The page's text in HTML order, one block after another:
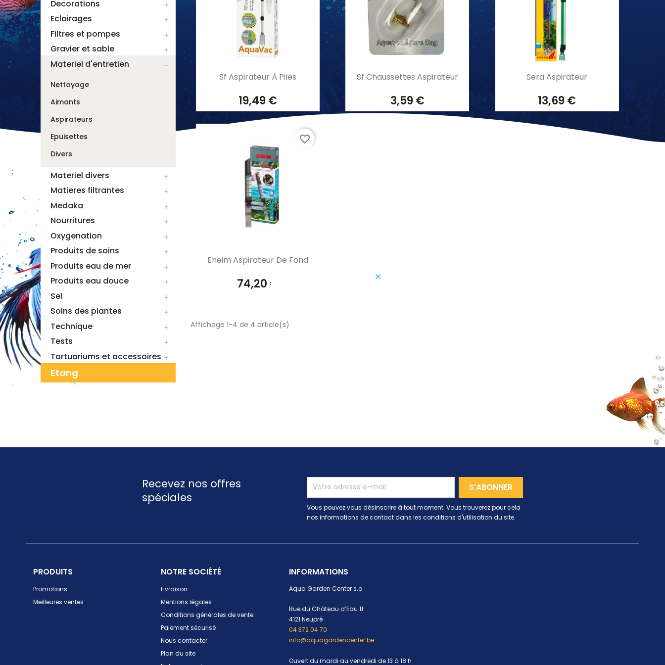
Decorations 
Eclairages 
Filtres et pompes 
Gravier et sable 
Materiel d'entretien 
Nettoyage
Aimants
Aspirateurs
Epuisettes
Divers
Materiel divers 
Matieres filtrantes 
Medaka 
Nourritures 
Oxygenation 
Produits de soins 
Produits eau de mer 
Produits eau douce 
Sel 
Soins des plantes 
Technique 
Tests 
Tortuariums et accessoires 
Etang
Aperçu rapide
Sf Aspirateur À Piles
19,49 €
Aperçu rapide
Sf Chaussettes Aspirateur
3,59 €
Aperçu rapide
Sera Aspirateur
13,69 €
Aperçu rapide
Eheim Aspirateur De Fond
74,20 €
favorite_border
Affichage 1-4 de 4 article(s)
Recevez nos offres
spéciales
Vous pouvez vous désinscrire à tout moment. Vous trouverez pour cela
nos informations de contact dans les conditions d'utilisation du site.
PRODUITS
Promotions
Meilleures ventes
NOTRE SOCIÉTÉ
Livraison
Mentions légales
Conditions générales de vente
Paiement sécurisé
Nous contacter
Plan du site
INFORMATIONS
Aqua Garden Center s.a
Rue du Château d’Eau 11
4121 Neupré
04 372 04 70
info@aquagardencenter.be
Ouvert du mardi au vendredi de 13 à 18 h